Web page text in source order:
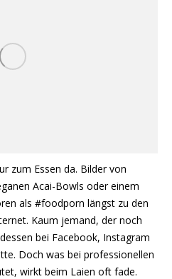
zum Essen da. Bilder von
Acai-Bowls oder einem
als #foodporn längst zu den
Kaum jemand, der noch
bei Facebook, Instagram
Doch was bei professionellen
wirkt beim Laien oft fade.